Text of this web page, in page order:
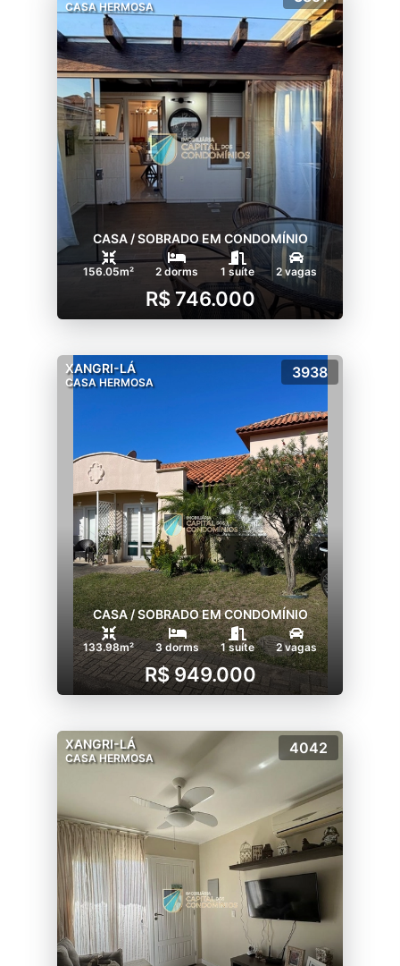
CASA HERMOSA
CASA / SOBRADO EM CONDOMÍNIO
156.05m² 2 dorms 1 suíte 2 vagas
R$ 746.000
XANGRI-LÁ
CASA HERMOSA
3938
CASA / SOBRADO EM CONDOMÍNIO
133.98m² 3 dorms 1 suíte 2 vagas
R$ 949.000
XANGRI-LÁ
CASA HERMOSA
4042